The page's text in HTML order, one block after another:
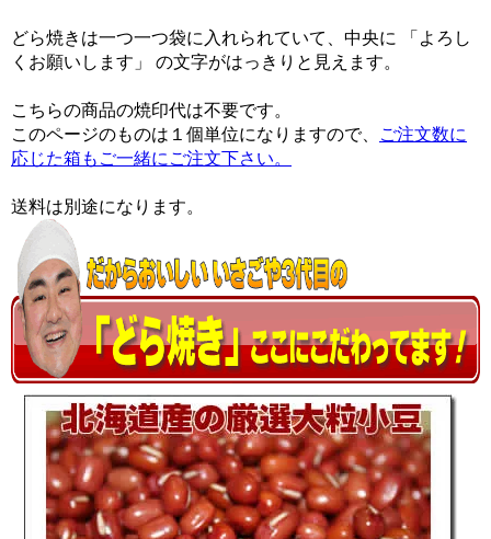
どら焼きは一つ一つ袋に入れられていて、中央に 「よろし
くお願いします」 の文字がはっきりと見えます。
こちらの商品の焼印代は不要です。
このページのものは１個単位になりますので、
ご注文数に
応じた箱もご一緒にご注文下さい。
送料は別途になります。